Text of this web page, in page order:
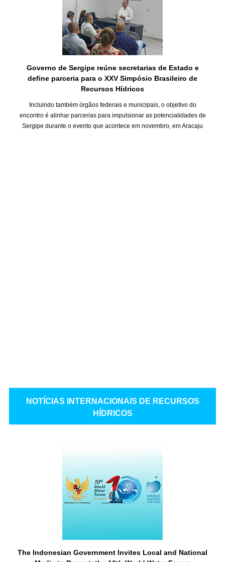
Governo de Sergipe reúne secretarias de Estado e
define parceria para o XXV Simpósio Brasileiro de
Recursos Hídricos
Incluindo também órgãos federais e municipais, o objetivo do
encontro é alinhar parcerias para impulsionar as potencialidades de
Sergipe durante o evento que acontece em novembro, em Aracaju
NOTÍCIAS INTERNACIONAIS DE RECURSOS
HÍDRICOS
The Indonesian Government Invites Local and National